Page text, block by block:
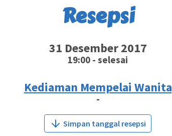
Resepsi
31 Desember 2017
19:00 - selesai
Kediaman Mempelai Wanita
-
Simpan tanggal resepsi